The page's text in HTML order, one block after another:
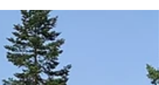
Renditi umile, forte e robusto: e ciò che in
questo momento vedi succedere di questi...